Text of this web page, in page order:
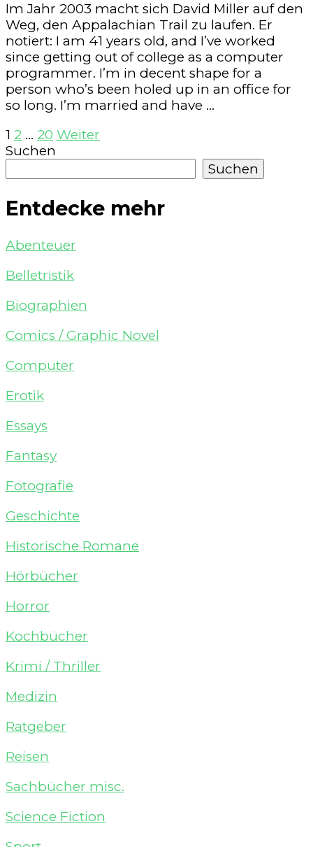
Im Jahr 2003 macht sich David Miller auf den
Weg, den Appalachian Trail zu laufen. Er
notiert: I am 41 years old, and I’ve worked
since getting out of college as a computer
programmer. I’m in decent shape for a
person who’s been holed up in an office for
so long. I’m married and have …
Seitennummerierung
der
Beiträge
Seite
1 Seite
2 … Seite
20 Weiter
Suchen
Suchen
Entdecke mehr
Abenteuer
Belletristik
Biographien
Comics / Graphic Novel
Computer
Erotik
Essays
Fantasy
Fotografie
Geschichte
Historische Romane
Hörbücher
Horror
Kochbücher
Krimi / Thriller
Medizin
Ratgeber
Reisen
Sachbücher misc.
Science Fiction